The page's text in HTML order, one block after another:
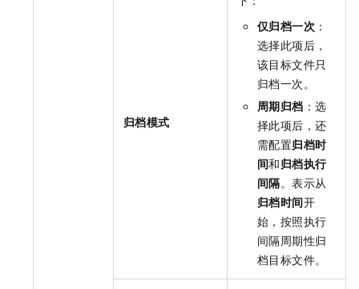
归档模式
仅归档一次 ：
选择此项后，
该目标文件只
归档一次。
周期归档 ：选
择此项后，还
需配置归档时
间和归档执行
间隔。表示从
归档时间开
始，按照执行
间隔周期性归
档目标文件。